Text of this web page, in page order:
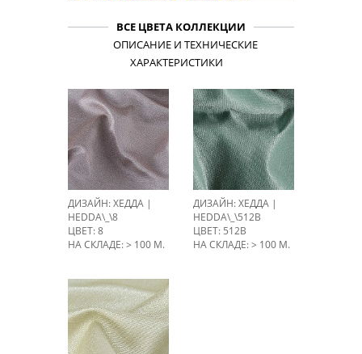
ВСЕ ЦВЕТА КОЛЛЕКЦИИ
ОПИСАНИЕ И ТЕХНИЧЕСКИЕ
ХАРАКТЕРИСТИКИ
ДИЗАЙН: ХЕДДА |
HEDDA\_\8
ЦВЕТ: 8
НА СКЛАДЕ: > 100 М.
ДИЗАЙН: ХЕДДА |
HEDDA\_\512B
ЦВЕТ: 512B
НА СКЛАДЕ: > 100 М.